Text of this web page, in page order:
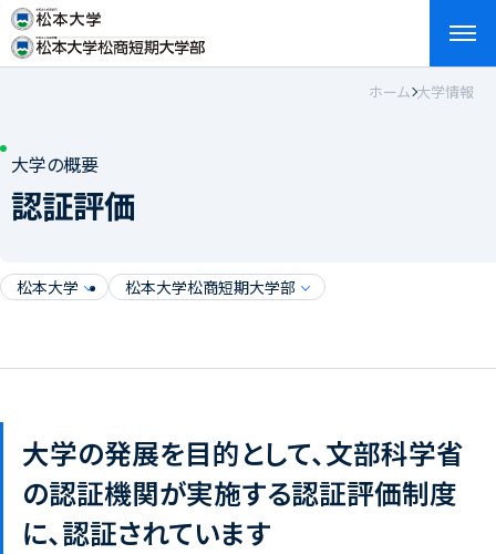
English
ホーム 大学情報
大学の概要
認証評価
松本大学 松本大学松商短期大学部
大学の発展を目的として、文部科学省
の認証機関が実施する認証評価制度
に、認証されています